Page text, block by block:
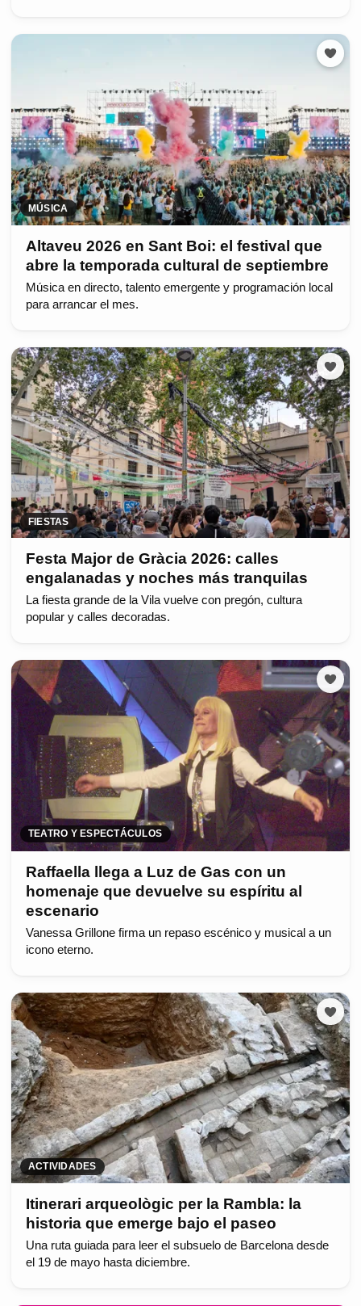
MÚSICA
Altaveu 2026 en Sant Boi: el festival que
abre la temporada cultural de septiembre
Música en directo, talento emergente y programación local
para arrancar el mes.
FIESTAS
Festa Major de Gràcia 2026: calles
engalanadas y noches más tranquilas
La fiesta grande de la Vila vuelve con pregón, cultura
popular y calles decoradas.
TEATRO Y ESPECTÁCULOS
Raffaella llega a Luz de Gas con un
homenaje que devuelve su espíritu al
escenario
Vanessa Grillone firma un repaso escénico y musical a un
icono eterno.
ACTIVIDADES
Itinerari arqueològic per la Rambla: la
historia que emerge bajo el paseo
Una ruta guiada para leer el subsuelo de Barcelona desde
el 19 de mayo hasta diciembre.